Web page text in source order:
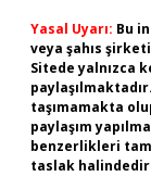
Yasal Uyarı: Bu
veya şahıs
Sitede yalnızca
taşımamakta
paylaşım
benzerlikleri
taslak